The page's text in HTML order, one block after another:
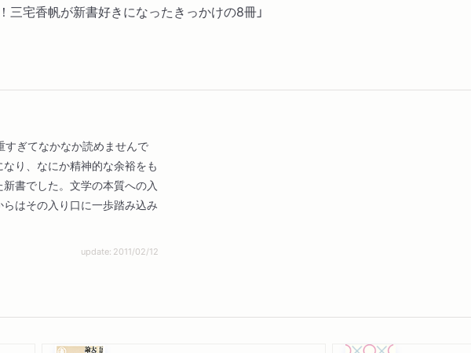
過去問12 弱者のふりをした権力
第７章 引き裂かれた言葉──日本社会
三宅香帆が新書好きになったきっかけの8冊」
すぎてなかなか読めませんで
り、なにか精神的な余裕をも
書でした。文学の本質への入
はその入り口に一歩踏み込み
update: 2011/02/12